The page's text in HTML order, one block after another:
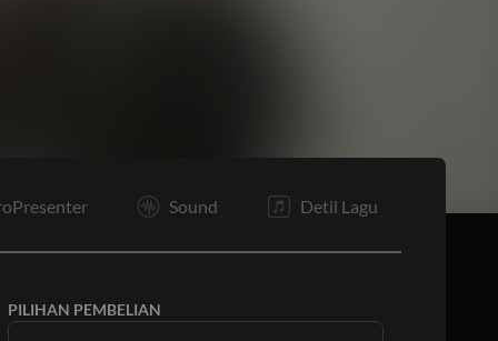
Sound Detil Lagu
PILIHAN PEMBELIAN